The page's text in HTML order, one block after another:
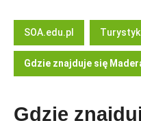
SOA.edu.pl
Gdzie znajduje się
Gdzie